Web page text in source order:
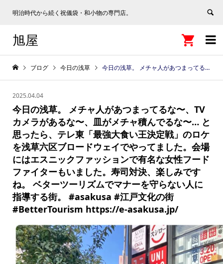
明治時代から続く祝儀袋・和小物の専門店。

旭屋 
ブログ 今日の浅草 今日の浅草。 メチャ人があつまってるな〜、TVカメラがあるな〜、皿がメチャ積んでるな〜… と思ったら、テレ東「最強大食い王決定戦」のロケを浅草六区ブロードウェイでやってました。会場にはエスニックファッションで有名な女性フードファイターもいました。寿司対決、楽しみですね。 ベターツーリズムでマナーを守らない人に指導する街。 #asakusa #江戸文化の街 #BetterTourism https://e-asakusa.jp/
2025.04.04
今日の浅草。 メチャ人があつまってるな〜、TV
カメラがあるな〜、皿がメチャ積んでるな〜… と
思ったら、テレ東「最強大食い王決定戦」のロケ
を浅草六区ブロードウェイでやってました。会場
にはエスニックファッションで有名な女性フード
ファイターもいました。寿司対決、楽しみです
ね。 ベターツーリズムでマナーを守らない人に
指導する街。 #asakusa #江戸文化の街
#BetterTourism https://e-asakusa.jp/